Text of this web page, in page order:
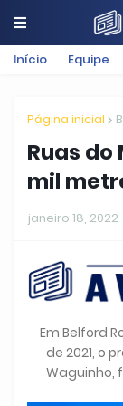
Início Equipe
Página inicial
Ruas do
mil
janeiro 18, 2022
Em Belford
de 2021, o
Waguinho,